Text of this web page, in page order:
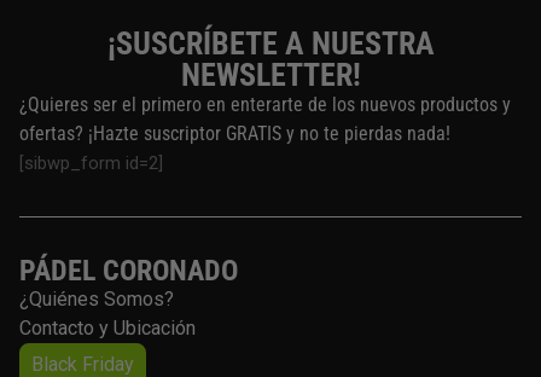
¡SUSCRÍBETE A NUESTRA
NEWSLETTER!
¿Quieres ser el primero en enterarte de los nuevos productos y
ofertas? ¡Hazte suscriptor GRATIS y no te pierdas nada!
[sibwp_form id=2]
PÁDEL CORONADO
¿Quiénes Somos?
Contacto y Ubicación
Black Friday